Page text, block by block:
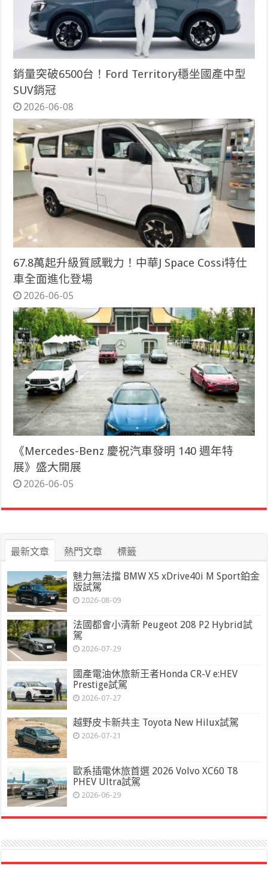
銷量突破6500台！Ford Territory穩坐國產中型
SUV銷冠
2026-06-08
67.8萬起升級質感戰力！中華J Space Cossi特仕
車全面進化登場
2026-06-05
《Mercedes-Benz 慶祝汽車發明 140 週年特
展》盛大開展
2026-06-05
最新文章 熱門文章 標籤
魅力無法擋 BMW X5 xDrive40i M Sport鉑金
版試駕
2026-08-09
法國都會小清新 Peugeot 208 P2 Hybrid試
駕
2026-07-29
國產電油休旅新王者Honda CR-V e:HEV
Prestige試駕
2026-07-27
越野皮卡新共主 Toyota New Hilux試駕
2026-07-21
歐系插電休旅首選 2026 Volvo XC60 T8
PHEV Ultra試駕
2026-06-29